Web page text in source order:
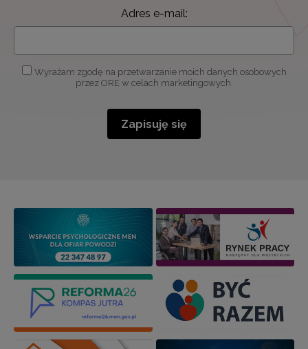
Adres e-mail:
Wyrażam zgodę na przetwarzanie moich danych osobowych
przez ORE w celach marketingowych.
Zapisuję się